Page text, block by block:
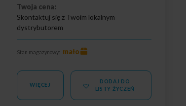
Twoja cena:
Skontaktuj się z Twoim lokalnym
dystrybutorem
Stan magazynowy: mało
WIĘCEJ
DODAJ DO
LISTY ŻYCZEŃ